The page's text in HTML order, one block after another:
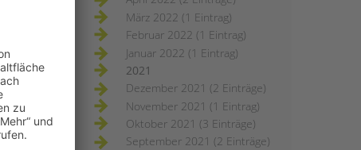
März 2022 (1 Eintrag)
Februar 2022 (1 Eintrag)
Januar 2022 (1 Eintrag)
2021
Dezember 2021 (2 Einträge)
November 2021 (1 Eintrag)
Oktober 2021 (3 Einträge)
September 2021 (2 Einträge)